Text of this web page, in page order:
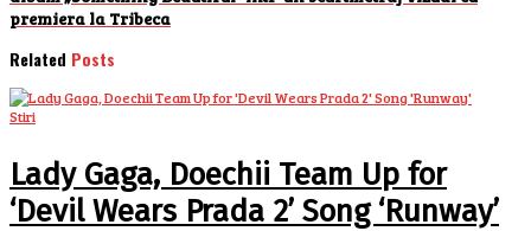
premiera la Tribeca
Related Posts
Stiri
Lady Gaga, Doechii Team Up for
‘Devil Wears Prada 2’ Song ‘Runway’